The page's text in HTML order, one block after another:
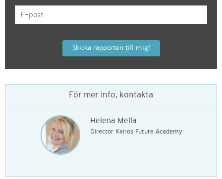
För mer info, kontakta
Helena Mella
Director Kairos Future Academy